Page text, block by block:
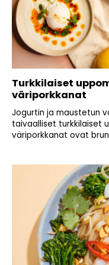
Turkkilaiset
väriporkkanat
Jogurtin ja maustetun
taivaalliset turkkilaiset
väriporkkanat ovat